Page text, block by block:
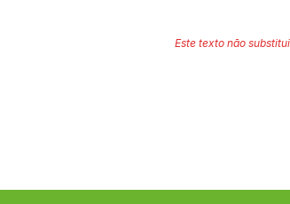
Este texto não